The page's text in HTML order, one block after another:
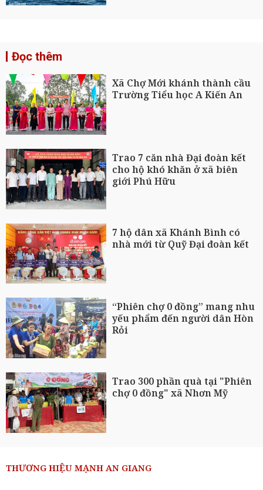
Đọc thêm
Xã Chợ Mới khánh thành cầu
Trường Tiểu học A Kiến An
Trao 7 căn nhà Đại đoàn kết
cho hộ khó khăn ở xã biên
giới Phú Hữu
7 hộ dân xã Khánh Bình có
nhà mới từ Quỹ Đại đoàn kết
“Phiên chợ 0 đồng” mang nhu
yếu phẩm đến người dân Hòn
Rỏi
Trao 300 phần quà tại "Phiên
chợ 0 đồng" xã Nhơn Mỹ
THƯƠNG HIỆU MẠNH AN GIANG